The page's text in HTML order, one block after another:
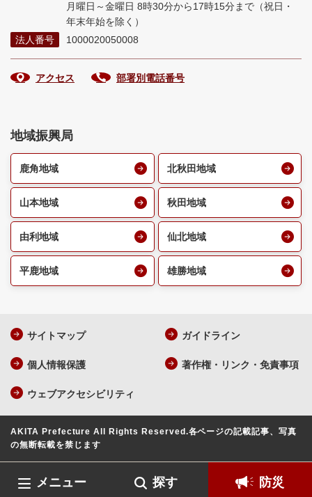
メニュー 探す 防災
月曜日～金曜日 8時30分から17時15分まで （祝日・
年末年始を除く）
法人番号
1000020050008
アクセス 部署別電話番号
地域振興局
鹿角地域 北秋田地域
山本地域 秋田地域
由利地域 仙北地域
平鹿地域 雄勝地域
サイトマップ ガイドライン
個人情報保護 著作権・リンク・免責事項
ウェブアクセシビリティ
AKITA Prefecture All Rights Reserved.各ページの記載記事、写真
の無断転載を禁じます